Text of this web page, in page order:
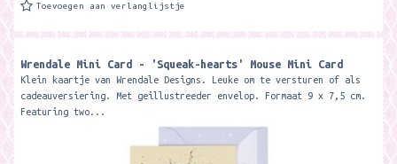
Toevoegen aan verlanglijstje
Wrendale Mini Card - 'Squeak-hearts' Mouse Mini Card ​
Klein kaartje van Wrendale Designs. Leuke om te versturen of als
cadeauversiering. Met geillustreeder envelop. Formaat 9 x 7,5 cm.
Featuring two...